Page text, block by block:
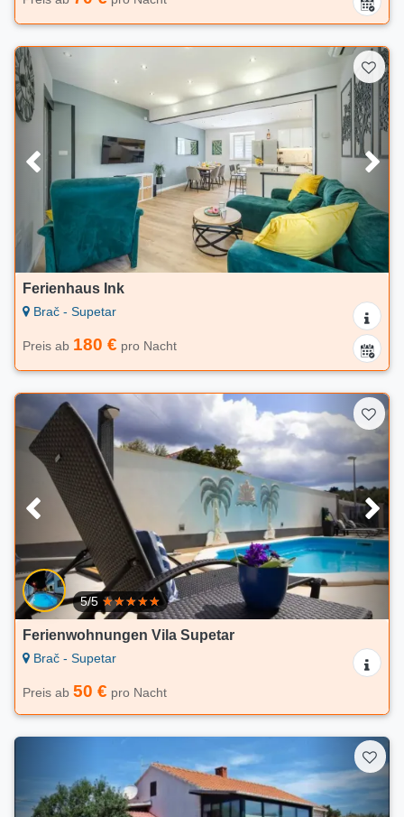
Ferienhaus Ink
Brač - Supetar
Preis ab 180 € pro Nacht
5/5
Ferienwohnungen Vila Supetar
Brač - Supetar
Preis ab 50 € pro Nacht